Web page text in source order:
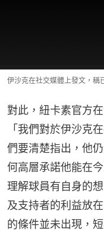
伊沙克在社交媒體上發文，稱
對此，紐卡素官方
「我們對於伊沙克
們要清楚指出，他
何高層承諾他能在
理解球員有自身的
及支持者的利益放
的條件並未出現，